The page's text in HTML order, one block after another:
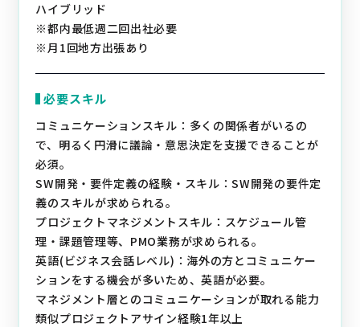
ハイブリッド
※都内最低週二回出社必要
※月1回地方出張あり
必要スキル
コミュニケーションスキル：多くの関係者がいるの
で、明るく円滑に議論・意思決定を支援できることが
必須。
SW開発・要件定義の経験・スキル：SW開発の要件定
義のスキルが求められる。
プロジェクトマネジメントスキル：スケジュール管
理・課題管理等、PMO業務が求められる。
英語(ビジネス会話レベル)：海外の方とコミュニケー
ションをする機会が多いため、英語が必要。
マネジメント層とのコミュニケーションが取れる能力
類似プロジェクトアサイン経験1年以上